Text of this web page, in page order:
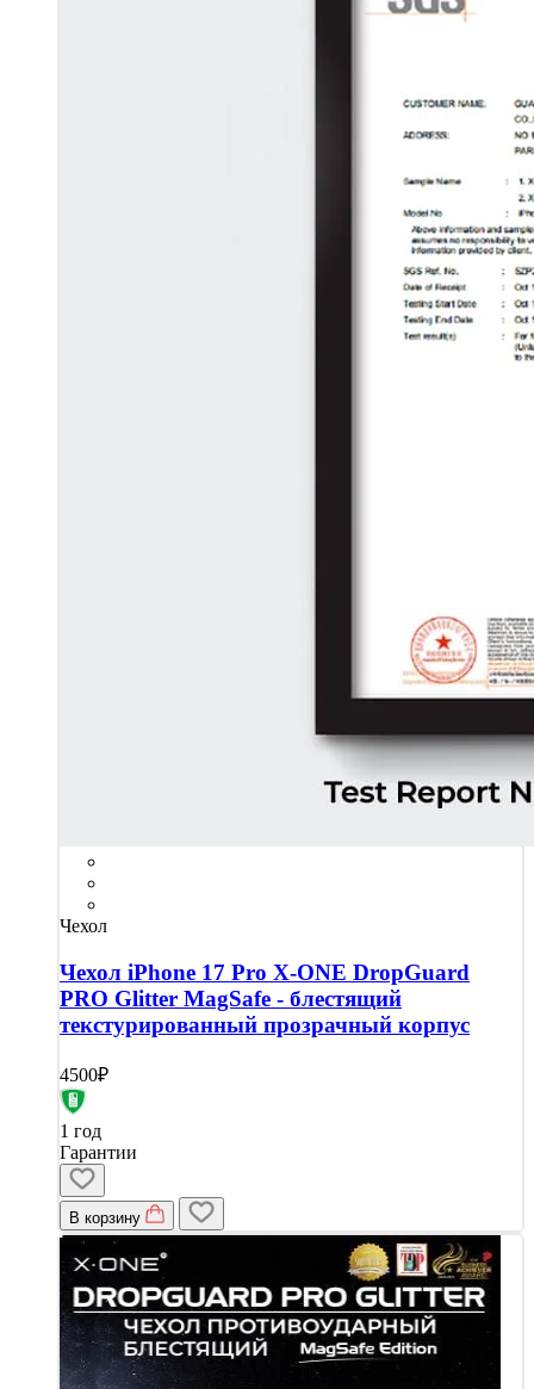
Чехол
Чехол iPhone 17 Pro X-ONE DropGuard
PRO Glitter MagSafe - блестящий
текстурированный прозрачный корпус
4500₽
1 год
Гарантии
В корзину